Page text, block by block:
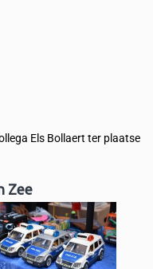
Els Bollaert ter plaatse
Zee